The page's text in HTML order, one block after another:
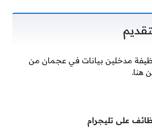
مدخلين بيانات في عجمان من
هنا.
على تليجرام